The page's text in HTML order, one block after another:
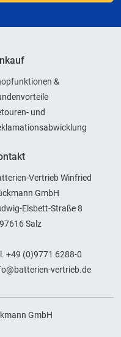
&
und
Vertrieb Winfried
GmbH
Elsbett-Straße 8
Salz
+49 (0)9771 6288-0
vertrieb.de
GmbH